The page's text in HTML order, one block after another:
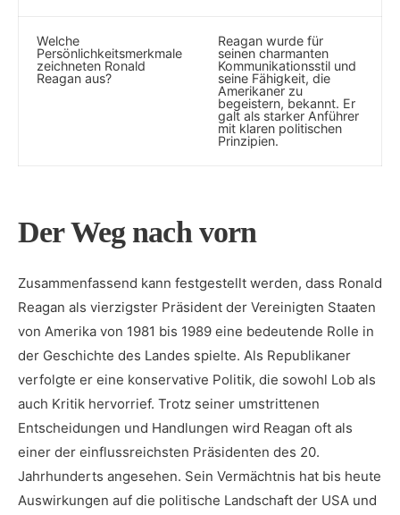
Welche⁤
Persönlichkeitsmerkmale
zeichneten Ronald
Reagan aus?
Reagan wurde ⁢für‌
seinen charmanten⁤
Kommunikationsstil und
seine⁢ Fähigkeit, die
Amerikaner zu
begeistern, bekannt. Er
⁣galt ⁣als starker Anführer
mit klaren politischen
Prinzipien.
Der Weg nach vorn
Zusammenfassend kann festgestellt werden, dass Ronald
Reagan als vierzigster​ Präsident⁣ der Vereinigten Staaten
von Amerika von 1981 bis ⁢1989 eine bedeutende Rolle in
der ⁣Geschichte des ‌Landes spielte.‍ Als Republikaner
verfolgte er eine konservative Politik, die‍ sowohl Lob als
auch Kritik hervorrief. ​Trotz seiner umstrittenen
Entscheidungen und Handlungen wird⁢ Reagan oft als
einer ⁢der einflussreichsten Präsidenten des 20.
Jahrhunderts angesehen. ​Sein Vermächtnis hat bis heute
Auswirkungen auf die politische Landschaft der USA und